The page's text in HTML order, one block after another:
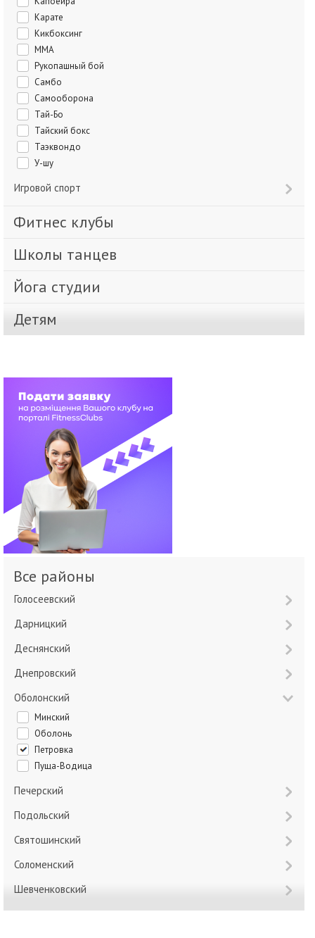
Карате
Кикбоксинг
ММА
Рукопашный бой
Самбо
Самооборона
Тай-Бо
Тайский бокс
Таэквондо
У-шу
Игровой спорт
Фитнес клубы
Школы танцев
Йога студии
Детям
Все районы
Голосеевский
Дарницкий
Деснянский
Днепровский
Оболонский
Минский
Оболонь
Петровка
Пуща-Водица
Печерский
Подольский
Святошинский
Соломенский
Шевченковский